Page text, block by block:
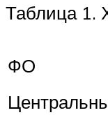
Таблица 1.
ФО